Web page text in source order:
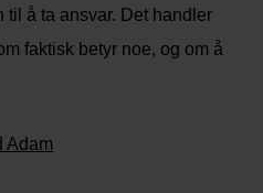
til å ta ansvar. Det handler
faktisk betyr noe, og om å
Adam